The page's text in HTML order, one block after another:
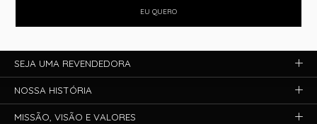
EU QUERO
SEJA UMA REVENDEDORA
NOSSA HISTÓRIA
MISSÃO, VISÃO E VALORES